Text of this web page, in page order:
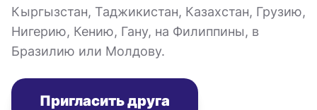
Кыргызстан, Таджикистан, Казахстан, Грузию,
Нигерию, Кению, Гану, на Филиппины, в
Бразилию или Молдову.
Пригласить друга